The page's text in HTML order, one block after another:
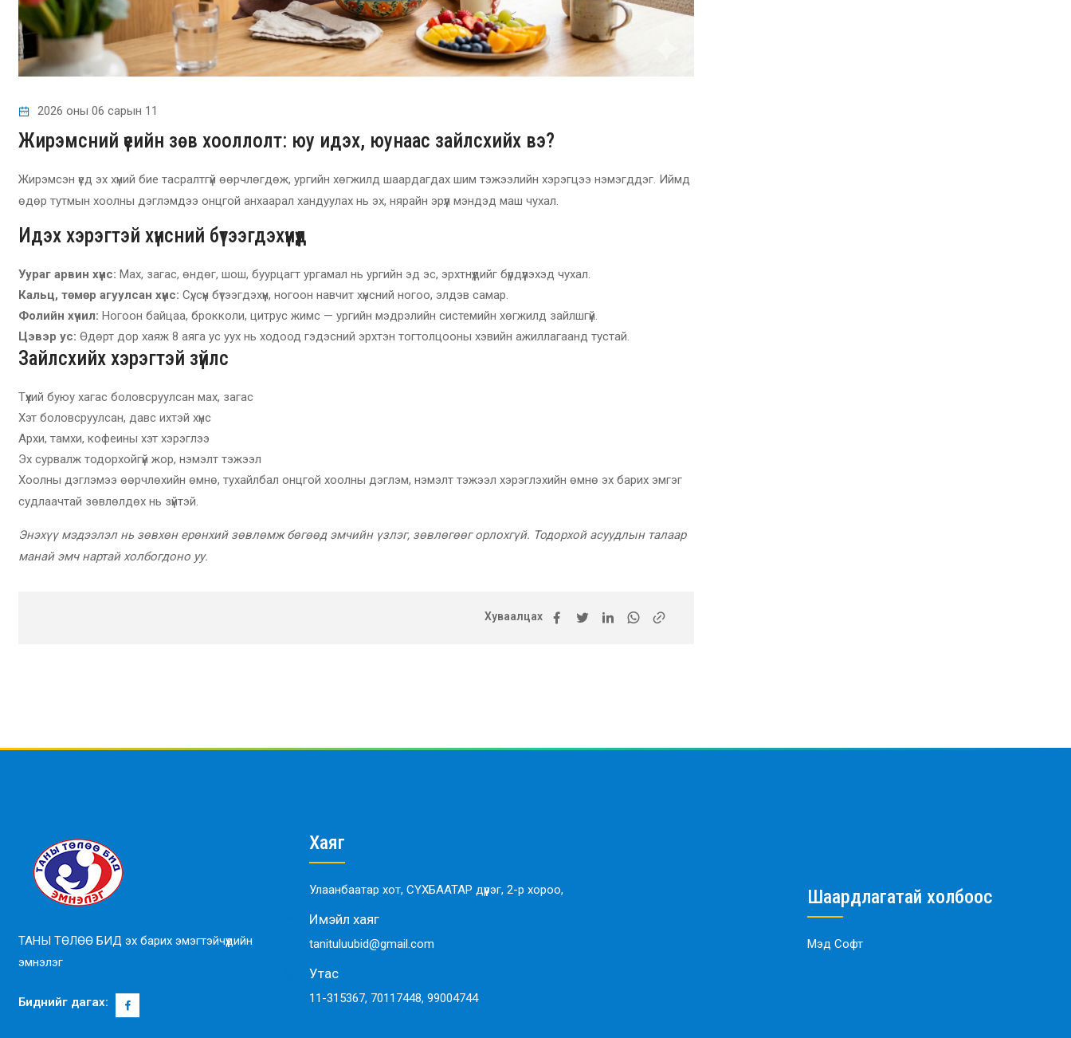
2026 оны 06 сарын 11
Жирэмсний үеийн зөв хооллолт: юу идэх, юунаас зайлсхийх вэ?
Жирэмсэн үед эх хүний бие тасралтгүй өөрчлөгдөж, ургийн хөгжилд шаардагдах шим тэжээлийн хэрэгцээ нэмэгддэг. Иймд
өдөр тутмын хоолны дэглэмдээ онцгой анхаарал хандуулах нь эх, нярайн эрүүл мэндэд маш чухал.
Идэх хэрэгтэй хүнсний бүтээгдэхүүнүүд
Уураг арвин хүнс: Мах, загас, өндөг, шош, буурцагт ургамал нь ургийн эд эс, эрхтнүүдийг бүрдүүлэхэд чухал.
Кальц, төмөр агуулсан хүнс: Сүү, сүүн бүтээгдэхүүн, ногоон навчит хүнсний ногоо, элдэв самар.
Фолийн хүчил: Ногоон байцаа, брокколи, цитрус жимс — ургийн мэдрэлийн системийн хөгжилд зайлшгүй.
Цэвэр ус: Өдөрт дор хаяж 8 аяга ус уух нь ходоод гэдэсний эрхтэн тогтолцооны хэвийн ажиллагаанд тустай.
Зайлсхийх хэрэгтэй зүйлс
Түүхий буюу хагас боловсруулсан мах, загас
Хэт боловсруулсан, давс ихтэй хүнс
Архи, тамхи, кофеины хэт хэрэглээ
Эх сурвалж тодорхойгүй жор, нэмэлт тэжээл
Хоолны дэглэмээ өөрчлөхийн өмнө, тухайлбал онцгой хоолны дэглэм, нэмэлт тэжээл хэрэглэхийн өмнө эх барих эмгэг
судлаачтай зөвлөлдөх нь зүйтэй.
Энэхүү мэдээлэл нь зөвхөн ерөнхий зөвлөмж бөгөөд эмчийн үзлэг, зөвлөгөөг орлохгүй. Тодорхой асуудлын талаар
манай эмч нартай холбогдоно уу.
Хуваалцах
ТАНЫ ТӨЛӨӨ БИД эх барих эмэгтэйчүүдийн
эмнэлэг
Биднийг дагах:
Хаяг
Улаанбаатар хот, СҮХБААТАР дүүрэг, 2-р хороо,
Имэйл хаяг
tanituluubid@gmail.com
Утас
11-315367, 70117448, 99004744
Шаардлагатай холбоос
Мэд Софт